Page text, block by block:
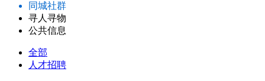
同城社群
寻人寻物
公共信息
全部
人才招聘